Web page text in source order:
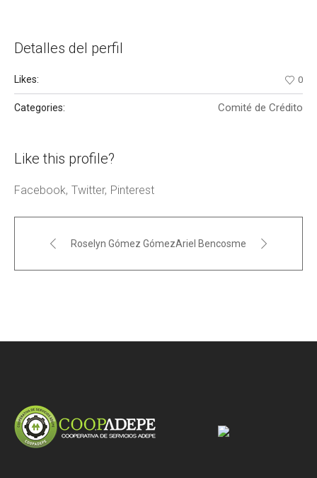
Detalles del perfil
Likes: 0
Categories: Comité de Crédito
Like this profile?
Facebook Twitter Pinterest
Roselyn Gómez GómezAriel Bencosme